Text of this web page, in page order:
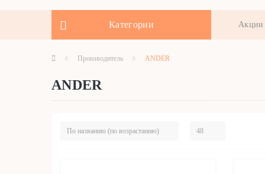
Категории Акции
Производитель ANDER
ANDER